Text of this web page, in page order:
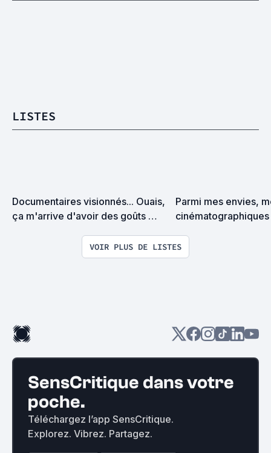
LISTES
Documentaires visionnés... Ouais,
ça m'arrive d'avoir des goûts
Parmi mes envies,
cinématographiques
VOIR PLUS DE LISTES
SensCritique dans votre
poche.
Téléchargez l’app SensCritique.
Explorez. Vibrez. Partagez.